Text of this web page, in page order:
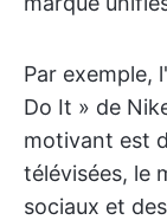
Par exemple,
Do It » de
motivant est
télévisées, le
sociaux et